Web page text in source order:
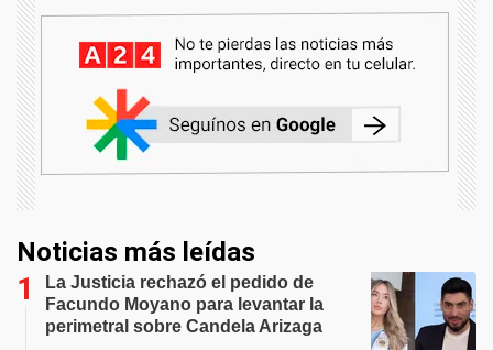
Noticias más leídas
La Justicia rechazó el pedido de
Facundo Moyano para levantar la
perimetral sobre Candela Arizaga